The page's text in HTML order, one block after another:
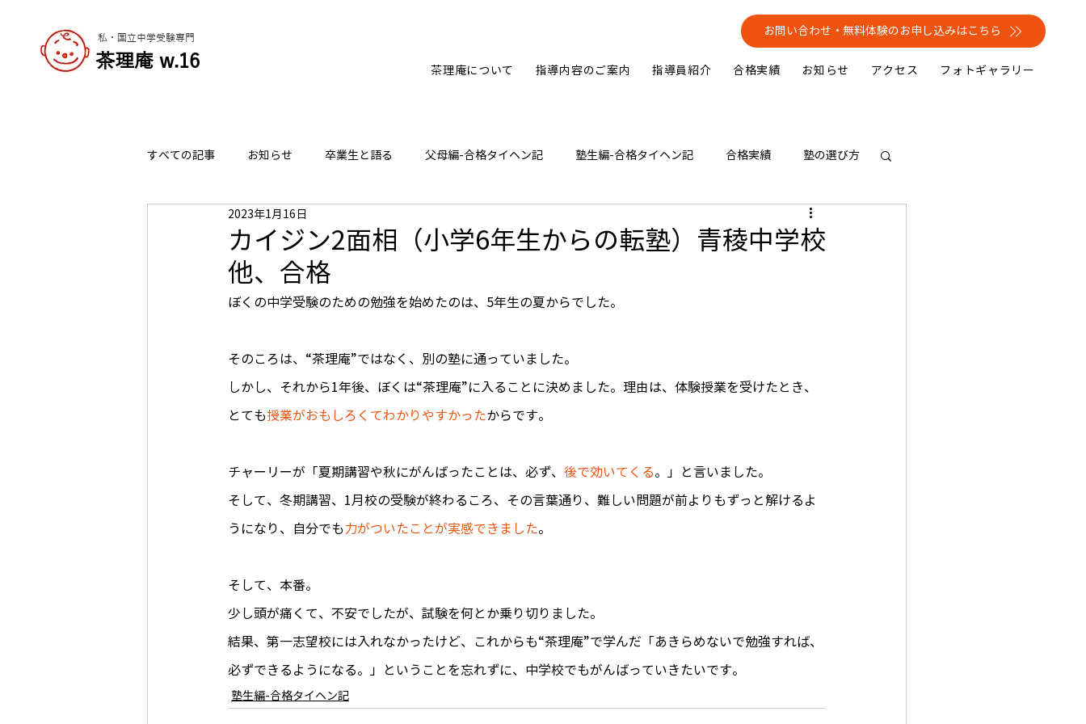
私・国立中学受験専門
​茶理庵 w.16
お問い合わせ・無料体験のお申し込みはこちら
茶理庵について 指導内容のご案内 指導員紹介 合格実績 お知らせ アクセス フォトギャラリー
すべての記事 お知らせ 卒業生と語る 父母編-合格タイヘン記 塾生編-合格タイヘン記 合格実績 塾の選び方
志望校の選び方 チャーリーのひとり言
カイジン2面相（小学6年生からの転塾）青稜中学校
他、合格
2023年1月16日
ぼくの中学受験のための勉強を始めたのは、5年生の夏からでした。
そのころは、“茶理庵”ではなく、別の塾に通っていました。
しかし、それから1年後、ぼくは“茶理庵”に入ることに決めました。理由は、体験授業を受けたとき、
とても授業がおもしろくてわかりやすかったからです。
チャーリーが「夏期講習や秋にがんばったことは、必ず、 後で効いてくる。」と言いました。
そして、冬期講習、1月校の受験が終わるころ、その言葉通り、難しい問題が前よりもずっと解けるよ
うになり、自分でも 力がついたことが実感できました。
そして、本番。
少し頭が痛くて、不安でしたが、試験を何とか乗り切りました。
結果、第一志望校には入れなかったけど、これからも“茶理庵”で学んだ「あきらめないで勉強すれば、
必ずできるようになる。」ということを忘れずに、中学校でもがんばっていきたいです。
塾生編-合格タイヘン記